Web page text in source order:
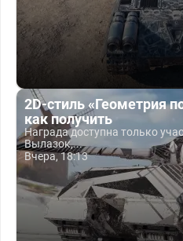
2D-стиль «Геометрия
как получить
Награда доступна только
Вылазок,...
Вчера, 18:13